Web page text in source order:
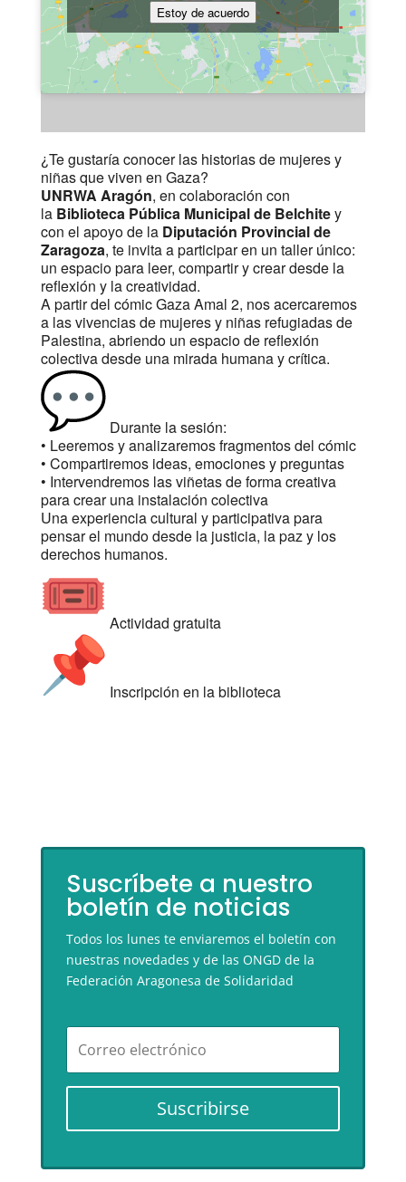
Estoy de acuerdo
¿Te gustaría conocer las historias de mujeres y
niñas que viven en Gaza?
UNRWA Aragón, en colaboración con
laBiblioteca Pública Municipal de Belchitey
con el apoyo de la Diputación Provincial de
Zaragoza, te invita a participar en un taller único:
un espacio para leer, compartir y crear desde la
reflexión y la creatividad.
A partir del cómic Gaza Amal 2, nos acercaremos
a las vivencias de mujeres y niñas refugiadas de
Palestina, abriendo un espacio de reflexión
colectiva desde una mirada humana y crítica.
Durante la sesión:
• Leeremos y analizaremos fragmentos del cómic
• Compartiremos ideas, emociones y preguntas
• Intervendremos las viñetas de forma creativa
para crear una instalación colectiva
Una experiencia cultural y participativa para
pensar el mundo desde la justicia, la paz y los
derechos humanos.
Actividad gratuita
Inscripción en la biblioteca
Suscríbete a nuestro
boletín de noticias
Todos los lunes te enviaremos el boletín con
nuestras novedades y de las ONGD de la
Federación Aragonesa de Solidaridad
Suscribirse